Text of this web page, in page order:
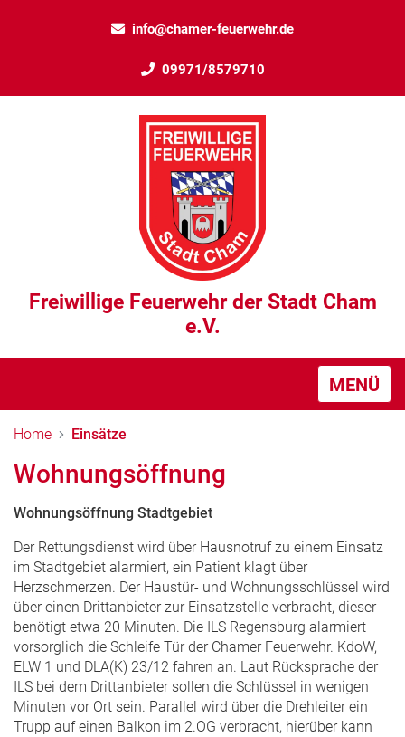
info@chamer-feuerwehr.de
09971/8579710
Freiwillige Feuerwehr der Stadt Cham
e.V.
MENÜ
Home Einsätze
Wohnungsöffnung
Wohnungsöffnung Stadtgebiet
Der Rettungsdienst wird über Hausnotruf zu einem Einsatz
im Stadtgebiet alarmiert, ein Patient klagt über
Herzschmerzen. Der Haustür- und Wohnungsschlüssel wird
über einen Drittanbieter zur Einsatzstelle verbracht, dieser
benötigt etwa 20 Minuten. Die ILS Regensburg alarmiert
vorsorglich die Schleife Tür der Chamer Feuerwehr. KdoW,
ELW 1 und DLA(K) 23/12 fahren an. Laut Rücksprache der
ILS bei dem Drittanbieter sollen die Schlüssel in wenigen
Minuten vor Ort sein. Parallel wird über die Drehleiter ein
Trupp auf einen Balkon im 2.OG verbracht, hierüber kann